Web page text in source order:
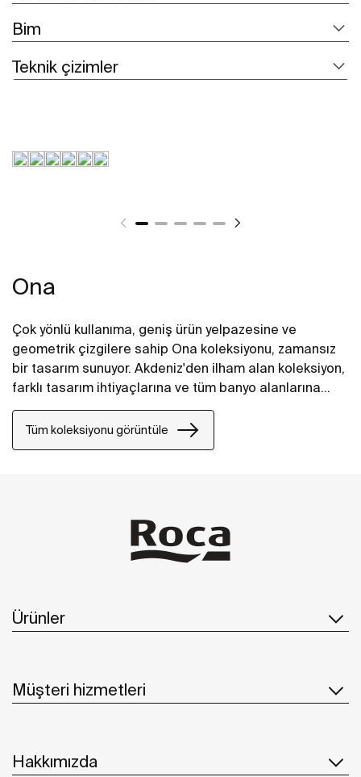
Bim
Teknik çizimler
Ona
Çok yönlü kullanıma, geniş ürün yelpazesine ve
geometrik çizgilere sahip Ona koleksiyonu, zamansız
bir tasarım sunuyor. Akdeniz'den ilham alan koleksiyon,
farklı tasarım ihtiyaçlarına ve tüm banyo alanlarına
uyarlanabilen geniş ürün yelpazesinin yanı sıra
Roca’nın son yeniliklerini de barındırıyor.
Tüm koleksiyonu görüntüle
Ürünler
Müşteri hizmetleri
Hakkımızda